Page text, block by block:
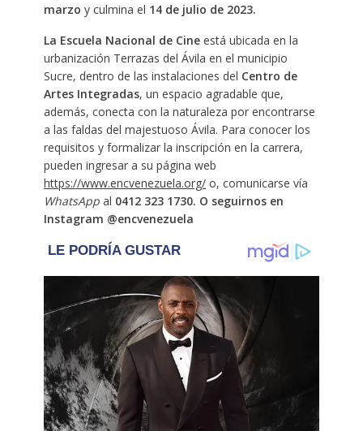
marzo y culmina el 14 de julio de 2023.
La Escuela Nacional de Cine está ubicada en la
urbanización Terrazas del Ávila en el municipio
Sucre, dentro de las instalaciones del Centro de
Artes Integradas, un espacio agradable que,
además, conecta con la naturaleza por encontrarse
a las faldas del majestuoso Ávila. Para conocer los
requisitos y formalizar la inscripción en la carrera,
pueden ingresar a su página web
https://www.encvenezuela.org/o, comunicarse vía
WhatsAppal 0412 323 1730. O seguirnos en
Instagram @encvenezuela